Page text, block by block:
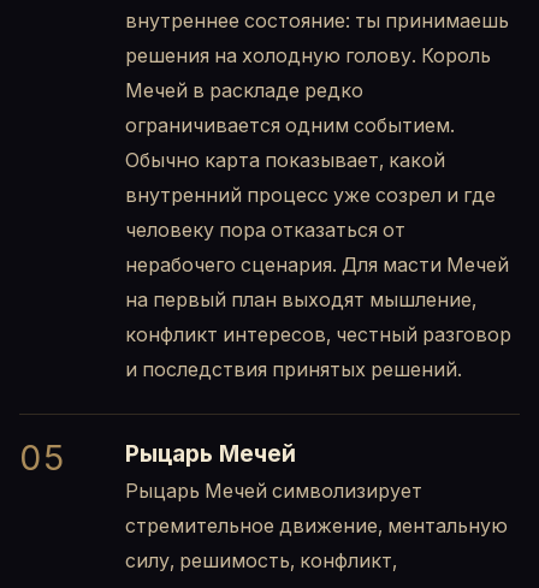
внутреннее состояние: ты принимаешь
решения на холодную голову. Король
Мечей в раскладе редко
ограничивается одним событием.
Обычно карта показывает, какой
внутренний процесс уже созрел и где
человеку пора отказаться от
нерабочего сценария. Для масти Мечей
на первый план выходят мышление,
конфликт интересов, честный разговор
и последствия принятых решений.
05 Рыцарь Мечей
Рыцарь Мечей символизирует
стремительное движение, ментальную
силу, решимость, конфликт,